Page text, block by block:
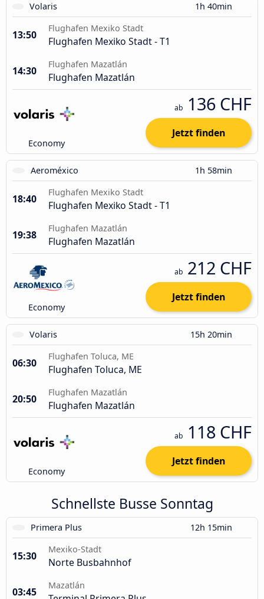
Volaris 1h 40min
13:50
Flughafen Mexiko Stadt
Flughafen Mexiko Stadt - T1
14:30
Flughafen Mazatlán
Flughafen Mazatlán
Economy
ab 136 CHF
Jetzt finden
Aeroméxico 1h 58min
18:40
Flughafen Mexiko Stadt
Flughafen Mexiko Stadt - T1
19:38
Flughafen Mazatlán
Flughafen Mazatlán
Economy
ab 212 CHF
Jetzt finden
Volaris 15h 20min
06:30
Flughafen Toluca, ME
Flughafen Toluca, ME
20:50
Flughafen Mazatlán
Flughafen Mazatlán
Economy
ab 118 CHF
Jetzt finden
Schnellste Busse Sonntag
Primera Plus 12h 15min
15:30
Mexiko-Stadt
Norte Busbahnhof
03:45
Mazatlán